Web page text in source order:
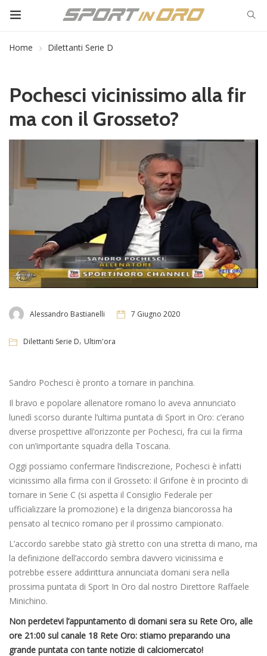
Home Dilettanti Serie D
Pochesci vicinissimo alla fir
ma con il Grosseto?
Alessandro Bastianelli 7 Giugno 2020
Dilettanti Serie D, Ultim'ora
Sandro Pochesci è pronto a tornare in panchina.
Il bravo e popolare allenatore romano lo aveva annunciato
lunedì scorso durante l’ultima puntata di Sport in Oro: c’erano
diverse prospettive all’orizzonte per Pochesci, fra cui la firma
con un’importante squadra della Toscana.
Oggi possiamo confermare l’indiscrezione, Pochesci è infatti
vicinissimo alla firma con il Grosseto: il Grifone è in procinto di
tornare in Serie C (si aspetta il Consiglio Federale per
ufficializzare la promozione) e la dirigenza biancorossa ha
pensato al tecnico romano per il prossimo campionato.
L’accordo sarebbe stato già stretto con una stretta di mano, ma
la definizione dell’accordo sembra davvero vicinissima e
potrebbe essere addirittura annunciata domani sera nella
prossima puntata di Sport In Oro dal nostro Direttore Raffaele
Minichino.
Non perdetevi l’appuntamento di domani sera su Rete Oro, alle
ore 21:00 sul canale 18 Rete Oro: stiamo preparando una
grande puntata con tante notizie di calciomercato!